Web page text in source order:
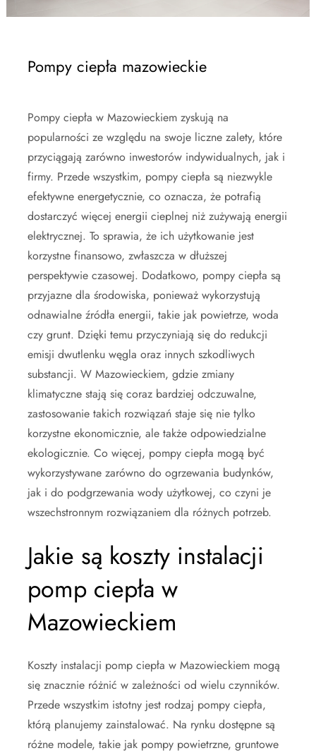
Pompy ciepła mazowieckie
Pompy ciepła w Mazowieckiem zyskują na
popularności ze względu na swoje liczne zalety, które
przyciągają zarówno inwestorów indywidualnych, jak i
firmy. Przede wszystkim, pompy ciepła są niezwykle
efektywne energetycznie, co oznacza, że potrafią
dostarczyć więcej energii cieplnej niż zużywają energii
elektrycznej. To sprawia, że ich użytkowanie jest
korzystne finansowo, zwłaszcza w dłuższej
perspektywie czasowej. Dodatkowo, pompy ciepła są
przyjazne dla środowiska, ponieważ wykorzystują
odnawialne źródła energii, takie jak powietrze, woda
czy grunt. Dzięki temu przyczyniają się do redukcji
emisji dwutlenku węgla oraz innych szkodliwych
substancji. W Mazowieckiem, gdzie zmiany
klimatyczne stają się coraz bardziej odczuwalne,
zastosowanie takich rozwiązań staje się nie tylko
korzystne ekonomicznie, ale także odpowiedzialne
ekologicznie. Co więcej, pompy ciepła mogą być
wykorzystywane zarówno do ogrzewania budynków,
jak i do podgrzewania wody użytkowej, co czyni je
wszechstronnym rozwiązaniem dla różnych potrzeb.
Jakie są koszty instalacji
pomp ciepła w
Mazowieckiem
Koszty instalacji pomp ciepła w Mazowieckiem mogą
się znacznie różnić w zależności od wielu czynników.
Przede wszystkim istotny jest rodzaj pompy ciepła,
którą planujemy zainstalować. Na rynku dostępne są
różne modele, takie jak pompy powietrzne, gruntowe